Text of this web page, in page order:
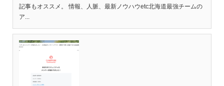
記事もオススメ。 情報、人脈、最新ノウハウetc北海道最強チームの
ア...